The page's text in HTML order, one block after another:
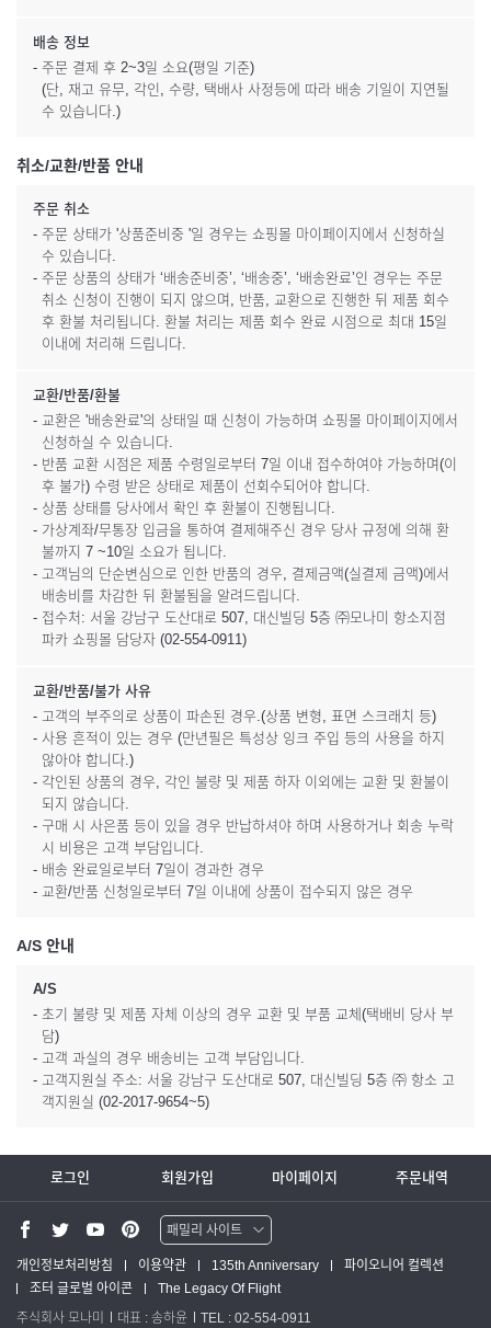
배송 정보
- 주문 결제 후 2~3일 소요(평일 기준)
(단, 재고 유무, 각인, 수량, 택배사 사정등에 따라 배송 기일이 지연될
수 있습니다.)
취소/교환/반품 안내
주문 취소
- 주문 상태가 '상품준비중 '일 경우는 쇼핑몰 마이페이지에서 신청하실
수 있습니다.
- 주문 상품의 상태가 ‘배송준비중’, ‘배송중’, ‘배송완료’인 경우는 주문
취소 신청이 진행이 되지 않으며, 반품, 교환으로 진행한 뒤 제품 회수
후 환불 처리됩니다. 환불 처리는 제품 회수 완료 시점으로 최대 15일
이내에 처리해 드립니다.
교환/반품/환불
- 교환은 '배송완료'의 상태일 때 신청이 가능하며 쇼핑몰 마이페이지에서
신청하실 수 있습니다.
- 반품 교환 시점은 제품 수령일로부터 7일 이내 접수하여야 가능하며(이
후 불가) 수령 받은 상태로 제품이 선회수되어야 합니다.
- 상품 상태를 당사에서 확인 후 환불이 진행됩니다.
- 가상계좌/무통장 입금을 통하여 결제해주신 경우 당사 규정에 의해 환
불까지 7 ~10일 소요가 됩니다.
- 고객님의 단순변심으로 인한 반품의 경우, 결제금액(실결제 금액)에서
배송비를 차감한 뒤 환불됨을 알려드립니다.
- 접수처: 서울 강남구 도산대로 507, 대신빌딩 5층 ㈜모나미 항소지점
파카 쇼핑몰 담당자 (02-554-0911)
교환/반품/불가 사유
- 고객의 부주의로 상품이 파손된 경우.(상품 변형, 표면 스크래치 등)
- 사용 흔적이 있는 경우 (만년필은 특성상 잉크 주입 등의 사용을 하지
않아야 합니다.)
- 각인된 상품의 경우, 각인 불량 및 제품 하자 이외에는 교환 및 환불이
되지 않습니다.
- 구매 시 사은품 등이 있을 경우 반납하셔야 하며 사용하거나 회송 누락
시 비용은 고객 부담입니다.
- 배송 완료일로부터 7일이 경과한 경우
- 교환/반품 신청일로부터 7일 이내에 상품이 접수되지 않은 경우
A/S 안내
A/S
- 초기 불량 및 제품 자체 이상의 경우 교환 및 부품 교체(택배비 당사 부
담)
- 고객 과실의 경우 배송비는 고객 부담입니다.
- 고객지원실 주소: 서울 강남구 도산대로 507, 대신빌딩 5층 ㈜ 항소 고
객지원실 (02-2017-9654~5)
로그인 회원가입 마이페이지 주문내역
패밀리 사이트
워터맨 쇼핑몰
파카 글로벌
개인정보처리방침 이용약관 135th Anniversary
파이오니어 컬렉션
조터 글로벌 아이콘
The Legacy Of Flight
주식회사 모나미
대표 : 송하윤 TEL : 02-554-0911